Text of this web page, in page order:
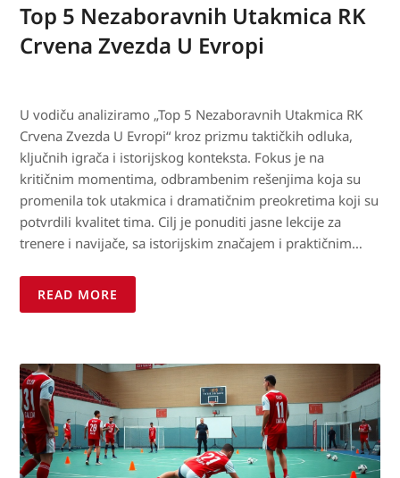
Top 5 Nezaboravnih Utakmica RK
Crvena Zvezda U Evropi
U vodiču analiziramo „Top 5 Nezaboravnih Utakmica RK
Crvena Zvezda U Evropi“ kroz prizmu taktičkih odluka,
ključnih igrača i istorijskog konteksta. Fokus je na
kritičnim momentima, odbrambenim rešenjima koja su
promenila tok utakmica i dramatičnim preokretima koji su
potvrdili kvalitet tima. Cilj je ponuditi jasne lekcije za
trenere i navijače, sa istorijskim značajem i praktičnim…
READ MORE